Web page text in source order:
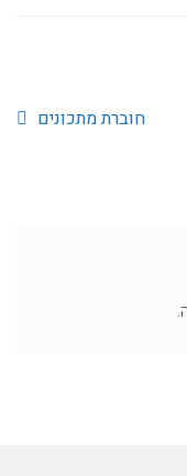
הפוסט
חוברת מתכונים